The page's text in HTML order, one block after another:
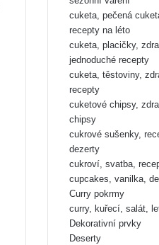
cuketa, pečená
recepty na léto
cuketa, placičky,
jednoduché recepty
cuketa, těstoviny,
recepty
cuketové chipsy,
chipsy
cukrové sušenky,
dezerty
cukroví, svatba,
cupcakes, vanilka,
Curry pokrmy
curry, kuřecí, salát,
Dekorativní prvky
Deserty